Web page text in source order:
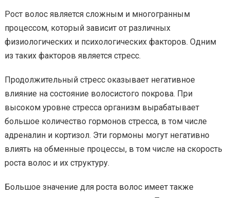
Рост волос является сложным и многогранным
процессом, который зависит от различных
физиологических и психологических факторов. Одним
из таких факторов является стресс.
Продолжительный стресс оказывает негативное
влияние на состояние волосистого покрова. При
высоком уровне стресса организм вырабатывает
большое количество гормонов стресса, в том числе
адреналин и кортизол. Эти гормоны могут негативно
влиять на обменные процессы, в том числе на скорость
роста волос и их структуру.
Большое значение для роста волос имеет также